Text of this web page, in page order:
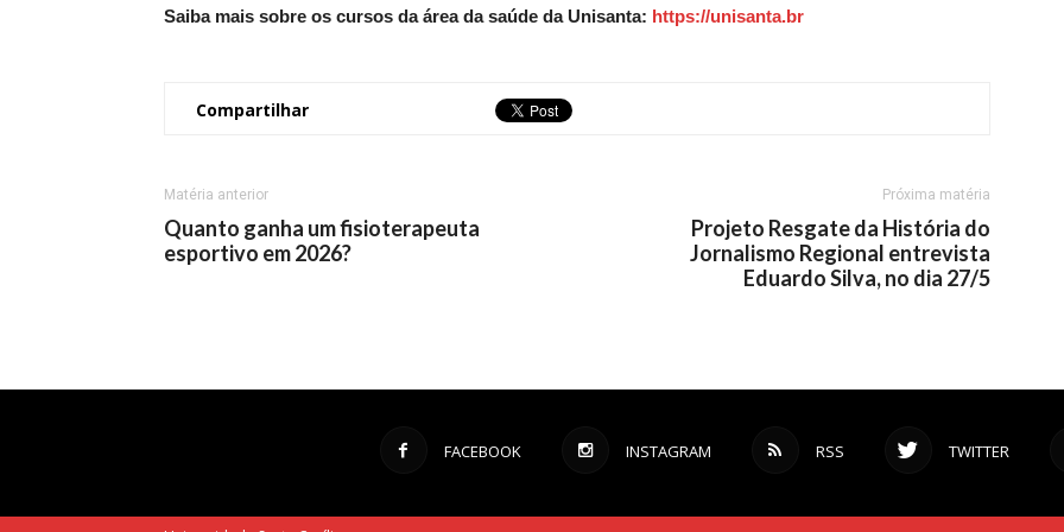
Saiba mais sobre os cursos da área da saúde da Unisanta: https://unisanta.br
Compartilhar
Matéria anterior
Quanto ganha um fisioterapeuta
esportivo em 2026?
Próxima matéria
Projeto Resgate da História do
Jornalismo Regional entrevista
Eduardo Silva, no dia 27/5
FACEBOOK INSTAGRAM RSS TWITTER